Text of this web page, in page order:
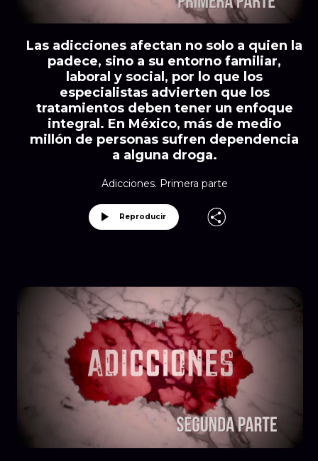
Las adicciones afectan no solo a quien la
padece, sino a su entorno familiar,
laboral y social, por lo que los
especialistas advierten que los
tratamientos deben tener un enfoque
integral. En México, más de medio
millón de personas sufren dependencia
a alguna droga.
Adicciones. Primera parte
Reproducir